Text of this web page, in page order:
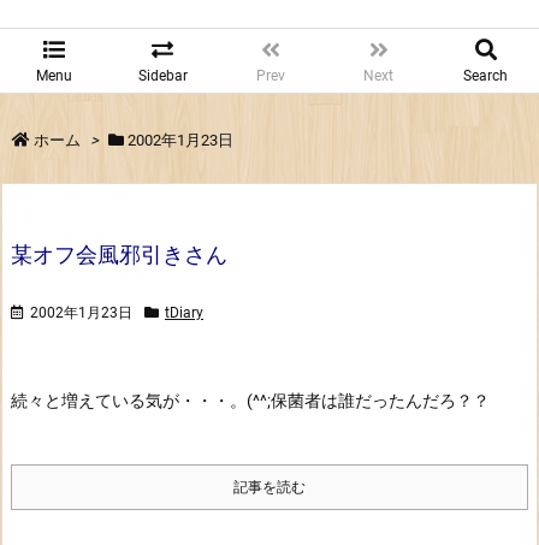
Menu Sidebar Prev Next Search
ホーム > 2002年1月23日
某オフ会風邪引きさん
2002年1月23日 tDiary
続々と増えている気が・・・。(^^;保菌者は誰だったんだろ？？
記事を読む